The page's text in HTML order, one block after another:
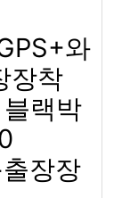
와
장착
랙박
장장